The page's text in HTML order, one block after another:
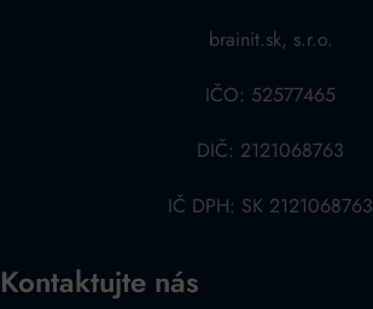
brainit.sk, s.r.o.
IČO: 52577465
DIČ: 2121068763
IČ DPH: SK 2121068763
Kontaktujte nás